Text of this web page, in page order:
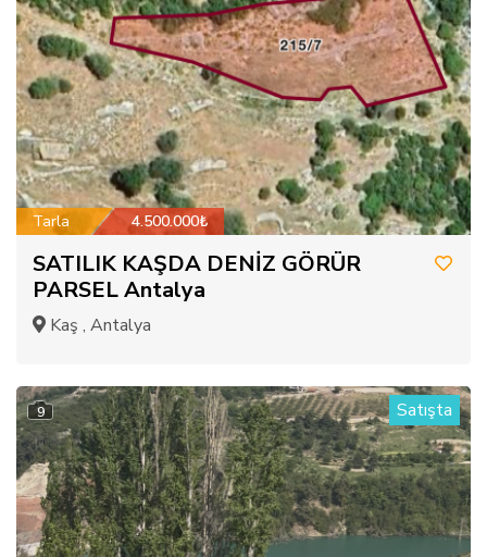
Tarla 4.500.000₺
SATILIK KAŞDA DENİZ GÖRÜR
PARSEL Antalya
Kaş , Antalya
9 Satışta